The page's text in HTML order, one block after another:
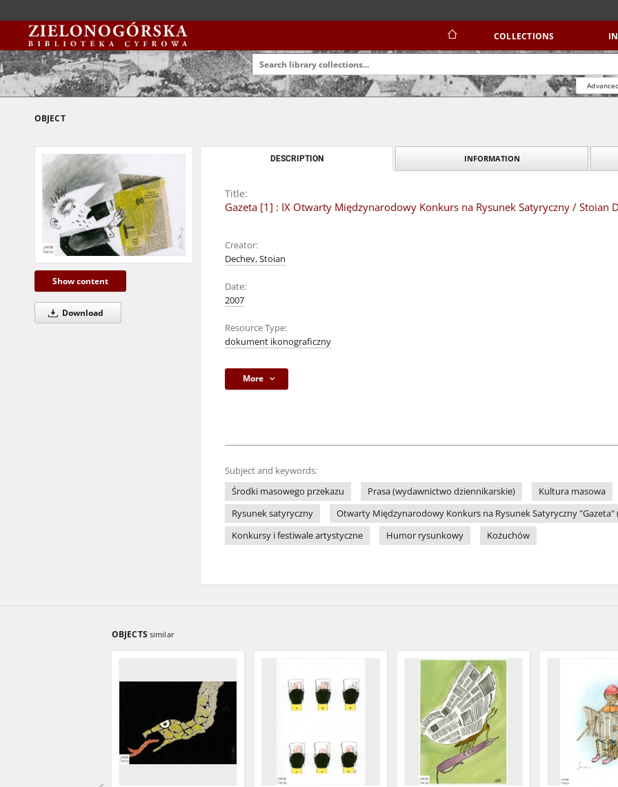
COLLECTIONS
OBJECT
Show content
Download
DESCRIPTION INFORMATION
Title:
Gazeta [1] : IX Otwarty Międzynarodowy Konkurs na Rysunek Satyryczny / Stoian
Creator:
Dechev, Stoian
Date:
2007
Resource Type:
dokument ikonograficzny
More
Subject and keywords:
Środki masowego przekazu
Prasa (wydawnictwo dziennikarskie) Kultura masowa
Rysunek satyryczny
Otwarty Międzynarodowy Konkurs na Rysunek Satyryczny "Gazeta"
Konkursy i festiwale artystyczne
Humor rysunkowy Kożuchów
OBJECTS similar